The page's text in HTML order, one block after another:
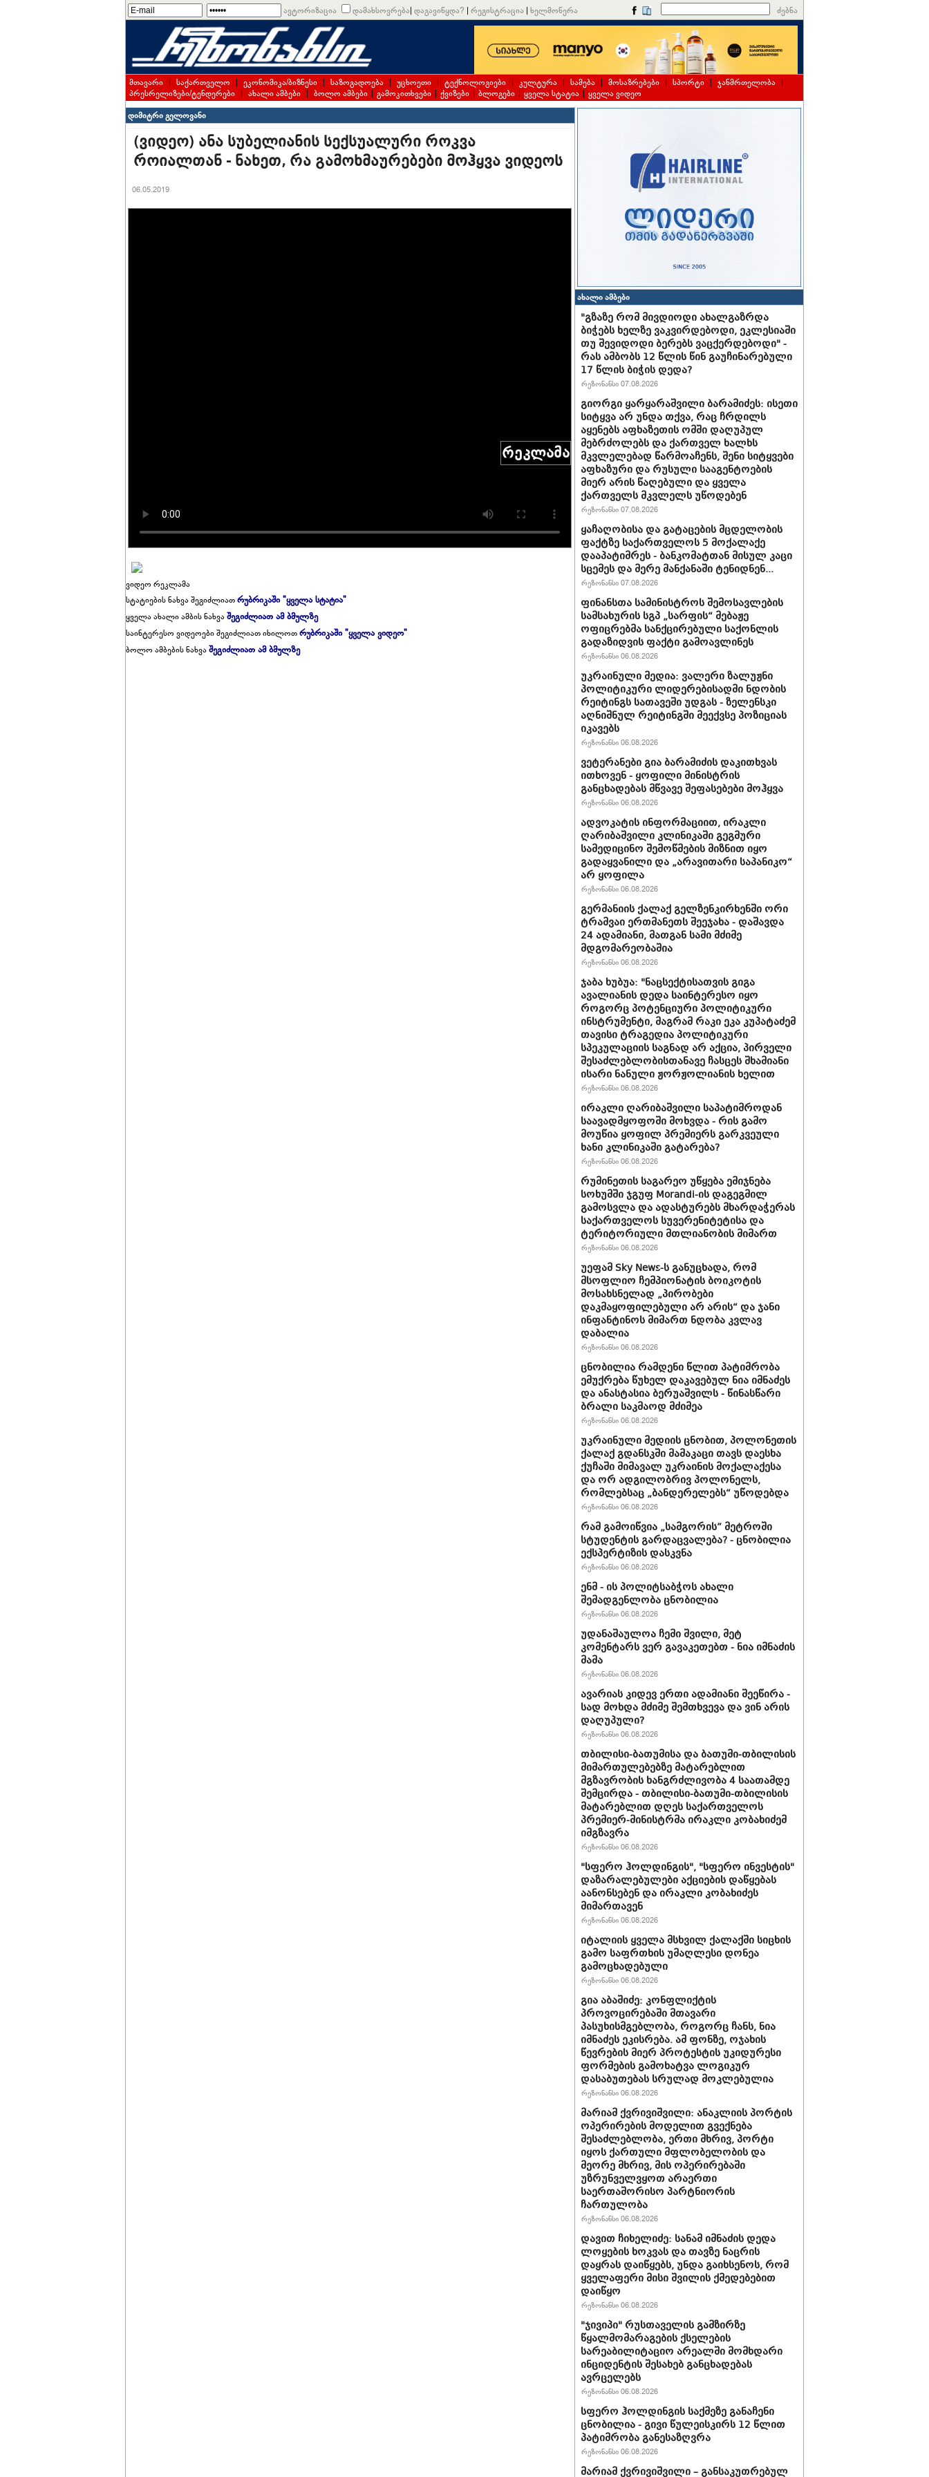
ავტორიზაცია დამახსოვრება| დაგავიწყდა? | რეგისტრაცია | ხელმოწერა ძებნა
მთავარი | საქართველო | ეკონომიკა/ბიზნესი | საზოგადოება | უცხოეთი | ტექნოლოგიები | კულტურა | სამება | მოსაზრებები | სპორტი | ჯანმრთელობა |
პრესრელიზები/ტენდერები | ახალი ამბები | ბოლო ამბები | გამოკითხვები | ქვიზები | ბლოგები | ყველა სტატია | ყველა ვიდეო
დიმიტრი გელოვანი
(ვიდეო) ანა სუბელიანის სექსუალური როკვა
როიალთან - ნახეთ, რა გამოხმაურებები მოჰყვა ვიდეოს
06.05.2019
რეკლამა
ვიდეო რეკლამა
სტატიების ნახვა შეგიძლიათრუბრიკაში "ყველა სტატია"
ყველა ახალი ამბის ნახვაშეგიძლიათ ამ ბმულზე
საინტერესო ვიდეოები შეგიძლიათ იხილოთრუბრიკაში "ყველა ვიდეო"
ბოლო ამბების ნახვაშეგიძლიათ ამ ბმულზე
ახალი ამბები
"გზაზე რომ მივდიოდი ახალგაზრდა
ბიჭებს ხელზე ვაკვირდებოდი, ეკლესიაში
თუ შევიდოდი ბერებს ვაცქერდებოდი" -
რას ამბობს 12 წლის წინ გაუჩინარებული
17 წლის ბიჭის დედა?
რეზონანსი 07.08.2026
გიორგი ყარყარაშვილი ბარამიძეს: ისეთი
სიტყვა არ უნდა თქვა, რაც ჩრდილს
აყენებს აფხაზეთის ომში დაღუპულ
მებრძოლებს და ქართველ ხალხს
მკვლელებად წარმოაჩენს, შენი სიტყვები
აფხაზური და რუსული სააგენტოების
მიერ არის წაღებული და ყველა
ქართველს მკვლელს უწოდებენ
რეზონანსი 07.08.2026
ყაჩაღობისა და გატაცების მცდელობის
ფაქტზე საქართველოს 5 მოქალაქე
დააპატიმრეს - ბანკომატთან მისულ კაცი
სცემეს და მერე მანქანაში ტენიდნენ...
რეზონანსი 07.08.2026
ფინანსთა სამინისტროს შემოსავლების
სამსახურის სგპ „სარფის“ მებაჟე
ოფიცრებმა სანქცირებული საქონლის
გადაზიდვის ფაქტი გამოავლინეს
რეზონანსი 06.08.2026
უკრაინული მედია: ვალერი ზალუჟნი
პოლიტიკური ლიდერებისადმი ნდობის
რეიტინგს სათავეში უდგას - ზელენსკი
აღნიშნულ რეიტინგში მეექვსე პოზიციას
იკავებს
რეზონანსი 06.08.2026
ვეტერანები გია ბარამიძის დაკითხვას
ითხოვენ - ყოფილი მინისტრის
განცხადებას მწვავე შეფასებები მოჰყვა
რეზონანსი 06.08.2026
ადვოკატის ინფორმაციით, ირაკლი
ღარიბაშვილი კლინიკაში გეგმური
სამედიცინო შემოწმების მიზნით იყო
გადაყვანილი და „არავითარი საპანიკო“
არ ყოფილა
რეზონანსი 06.08.2026
გერმანიის ქალაქ გელზენკირხენში ორი
ტრამვაი ერთმანეთს შეეჯახა - დაშავდა
24 ადამიანი, მათგან სამი მძიმე
მდგომარეობაშია
რეზონანსი 06.08.2026
ჯაბა ხუბუა: "ნაცსექტისათვის გიგა
ავალიანის დედა საინტერესო იყო
როგორც პოტენციური პოლიტიკური
ინსტრუმენტი, მაგრამ რაკი ეკა კუპატაძემ
თავისი ტრაგედია პოლიტიკური
სპეკულაციის საგნად არ აქცია, პირველი
შესაძლებლობისთანავე ჩასცეს შხამიანი
ისარი ნანული ჟორჟოლიანის ხელით
რეზონანსი 06.08.2026
ირაკლი ღარიბაშვილი საპატიმროდან
საავადმყოფოში მოხვდა - რის გამო
მოუწია ყოფილ პრემიერს გარკვეული
ხანი კლინიკაში გატარება?
რეზონანსი 06.08.2026
რუმინეთის საგარეო უწყება ემიჯნება
სოხუმში ჯგუფ Morandi-ის დაგეგმილ
გამოსვლა და ადასტურებს მხარდაჭერას
საქართველოს სუვერენიტეტისა და
ტერიტორიული მთლიანობის მიმართ
რეზონანსი 06.08.2026
უეფამ Sky News-ს განუცხადა, რომ
მსოფლიო ჩემპიონატის ბოიკოტის
მოსახსნელად „პირობები
დაკმაყოფილებული არ არის“ და ჯანი
ინფანტინოს მიმართ ნდობა კვლავ
დაბალია
რეზონანსი 06.08.2026
ცნობილია რამდენი წლით პატიმრობა
ემუქრება წუხელ დაკავებულ ნია იმნაძეს
და ანასტასია ბერუაშვილს - წინასწარი
ბრალი საკმაოდ მძიმეა
რეზონანსი 06.08.2026
უკრაინული მედიის ცნობით, პოლონეთის
ქალაქ გდანსკში მამაკაცი თავს დაესხა
ქუჩაში მიმავალ უკრაინის მოქალაქესა
და ორ ადგილობრივ პოლონელს,
რომლებსაც „ბანდერელებს“ უწოდებდა
რეზონანსი 06.08.2026
რამ გამოიწვია „სამგორის” მეტროში
სტუდენტის გარდაცვალება? - ცნობილია
ექსპერტიზის დასკვნა
რეზონანსი 06.08.2026
ენმ - ის პოლიტსაბჭოს ახალი
შემადგენლობა ცნობილია
რეზონანსი 06.08.2026
უდანაშაულოა ჩემი შვილი, მეტ
კომენტარს ვერ გავაკეთებთ - ნია იმნაძის
მამა
რეზონანსი 06.08.2026
ავარიას კიდევ ერთი ადამიანი შეეწირა -
სად მოხდა მძიმე შემთხვევა და ვინ არის
დაღუპული?
რეზონანსი 06.08.2026
თბილისი-ბათუმისა და ბათუმი-თბილისის
მიმართულებებზე მატარებლით
მგზავრობის ხანგრძლივობა 4 საათამდე
შემცირდა - თბილისი-ბათუმი-თბილისის
მატარებლით დღეს საქართველოს
პრემიერ-მინისტრმა ირაკლი კობახიძემ
იმგზავრა
რეზონანსი 06.08.2026
"სფერო ჰოლდინგის", "სფერო ინვესტის"
დაზარალებულები აქციების დაწყებას
აანონსებენ და ირაკლი კობახიძეს
მიმართავენ
რეზონანსი 06.08.2026
იტალიის ყველა მსხვილ ქალაქში სიცხის
გამო საფრთხის უმაღლესი დონეა
გამოცხადებული
რეზონანსი 06.08.2026
გია აბაშიძე: კონფლიქტის
პროვოცირებაში მთავარი
პასუხისმგებლობა, როგორც ჩანს, ნია
იმნაძეს ეკისრება. ამ ფონზე, ოჯახის
წევრების მიერ პროტესტის უკიდურესი
ფორმების გამოხატვა ლოგიკურ
დასაბუთებას სრულად მოკლებულია
რეზონანსი 06.08.2026
მარიამ ქვრივიშვილი: ანაკლიის პორტის
ოპერირების მოდელით გვექნება
შესაძლებლობა, ერთი მხრივ, პორტი
იყოს ქართული მფლობელობის და
მეორე მხრივ, მის ოპერირებაში
უზრუნველვყოთ არაერთი
საერთაშორისო პარტნიორის
ჩართულობა
რეზონანსი 06.08.2026
დავით ჩიხელიძე: სანამ იმნაძის დედა
ლოყების ხოკვას და თავზე ნაცრის
დაყრას დაიწყებს, უნდა გაიხსენოს, რომ
ყველაფერი მისი შვილის ქმედებებით
დაიწყო
რეზონანსი 06.08.2026
"ჯივიპი" რუსთაველის გამზირზე
წყალმომარაგების ქსელების
სარეაბილიტაციო არეალში მომხდარი
ინციდენტის შესახებ განცხადებას
ავრცელებს
რეზონანსი 06.08.2026
სფერო ჰოლდინგის საქმეზე განაჩენი
ცნობილია - გივი წულეისკირს 12 წლით
პატიმრობა განესაზღვრა
რეზონანსი 06.08.2026
მარიამ ქვრივიშვილი – განსაკუთრებულ